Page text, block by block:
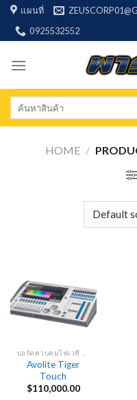
Skip
content
แผนที่
0925532552
Search
HOME /
Avolite Tiger
Touch
$110,000.00